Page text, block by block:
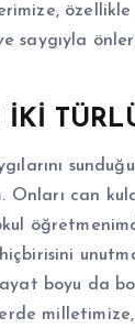
saygıyla
can
boyu da